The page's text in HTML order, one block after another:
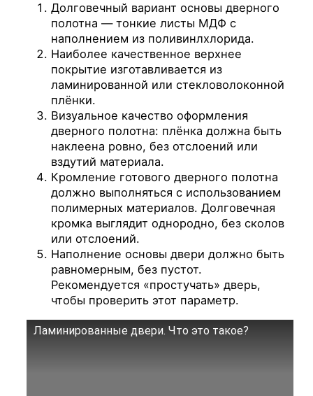
Долговечный вариант основы дверного
полотна — тонкие листы МДФ с
наполнением из поливинлхлорида.
Наиболее качественное верхнее
покрытие изготавливается из
ламинированной или стекловолоконной
плёнки.
Визуальное качество оформления
дверного полотна: плёнка должна быть
наклеена ровно, без отслоений или
вздутий материала.
Кромление готового дверного полотна
должно выполняться с использованием
полимерных материалов. Долговечная
кромка выглядит однородно, без сколов
или отслоений.
Наполнение основы двери должно быть
равномерным, без пустот.
Рекомендуется «простучать» дверь,
чтобы проверить этот параметр.
Ламинированные двери. Что это такое?